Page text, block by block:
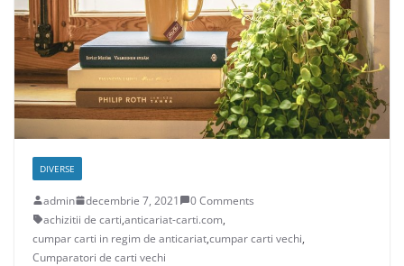
DIVERSE
admin decembrie 7, 2021
0 Comments
achizitii de carti,anticariat-carti.com,
cumpar carti in regim de anticariat,cumpar carti vechi,
Cumparatori de carti vechi